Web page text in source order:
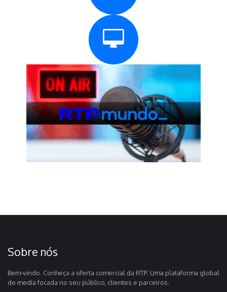
Sobre nós
Bem-vindo. Conheça a oferta comercial da RTP. Uma plataforma global
de media focada no seu público, clientes e parceiros.